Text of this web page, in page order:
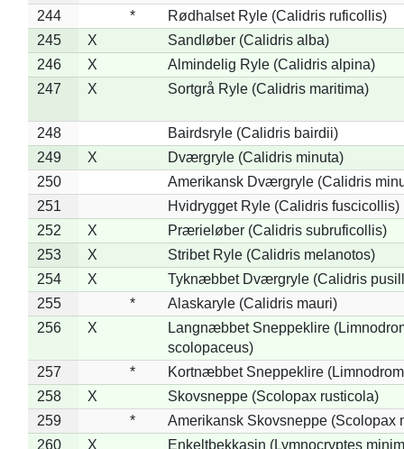
244
*
Rødhalset Ryle (Calidris ruficollis)
245
X
Sandløber (Calidris alba)
246
X
Almindelig Ryle (Calidris alpina)
247
X Sortgrå Ryle (Calidris maritima)
248
Bairdsryle (Calidris bairdii)
249
X
Dværgryle (Calidris minuta)
250
Amerikansk Dværgryle (Calidris
251
Hvidrygget Ryle (Calidris fuscicollis)
252
X
Prærieløber (Calidris subruficollis)
253
X
Stribet Ryle (Calidris melanotos)
254
X
Tyknæbbet Dværgryle (Calidris
255
*
Alaskaryle (Calidris mauri)
256
X
Langnæbbet Sneppeklire
scolopaceus)
257
*
Kortnæbbet Sneppeklire
258
X
Skovsneppe (Scolopax rusticola)
259
*
Amerikansk Skovsneppe (Scolopax
260
X
Enkeltbekkasin (Lymnocryptes